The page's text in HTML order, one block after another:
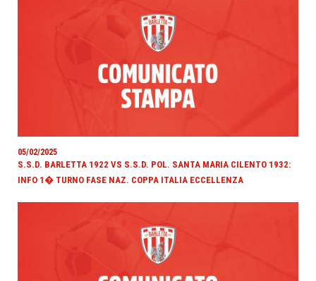
05/02/2025
S.S.D. BARLETTA 1922 VS S.S.D. POL. SANTA MARIA CILENTO 1932:
INFO 1� TURNO FASE NAZ. COPPA ITALIA ECCELLENZA